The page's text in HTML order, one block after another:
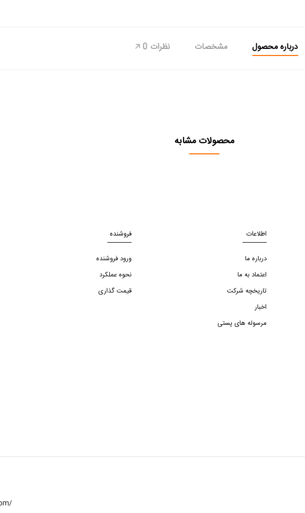
درباره محصول مشخصات نظرات 0
🡥
محصولات مشابه
اطلاعات
درباره ما
اعتماد به ما
تاریخچه شرکت
اخبار
مرسوله های پستی
فروشنده
ورود فروشنده
نحوه عملکرد
قیمت گذاری